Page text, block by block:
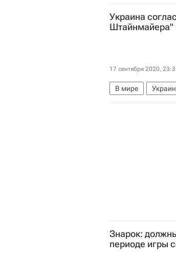
Украина
Штайнмайера"
17 сентября 2020,
В мире
Луганская
Знарок:
периоде игры